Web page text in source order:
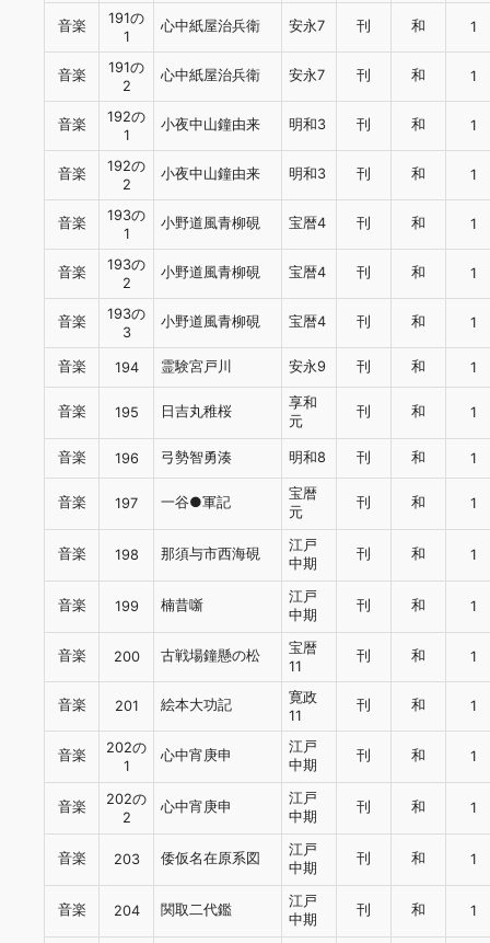
音楽
191の
1
心中紙屋治兵衛 安永7 刊 和 1
音楽
191の
2
心中紙屋治兵衛 安永7 刊 和 1
音楽
192の
1
小夜中山鐘由来 明和3 刊 和 1
音楽
192の
2
小夜中山鐘由来 明和3 刊 和 1
音楽
193の
1
小野道風青柳硯 宝暦4 刊 和 1
音楽
193の
2
小野道風青柳硯 宝暦4 刊 和 1
音楽
193の
3
小野道風青柳硯 宝暦4 刊 和 1
音楽 194 霊験宮戸川 安永9 刊 和 1
音楽 195 日吉丸稚桜
享和
元
刊 和 1
音楽 196 弓勢智勇湊 明和8 刊 和 1
音楽 197 一谷●軍記
宝暦
元
刊 和 1
音楽 198 那須与市西海硯
江戸
中期
刊 和 1
音楽 199 楠昔噺
江戸
中期
刊 和 1
音楽 200 古戦場鐘懸の松
宝暦
11
刊 和 1
音楽 201 絵本大功記
寛政
11
刊 和 1
音楽
202の
1
心中宵庚申
江戸
中期
刊 和 1
音楽
202の
2
心中宵庚申
江戸
中期
刊 和 1
音楽 203 倭仮名在原系図
江戸
中期
刊 和 1
音楽 204 関取二代鑑
江戸
中期
刊 和 1